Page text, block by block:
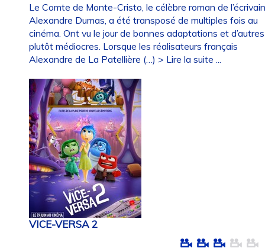
Le Comte de Monte-Cristo, le célèbre roman de
Alexandre Dumas, a été transposé de multiples fois au
cinéma. Ont vu le jour de bonnes adaptations et d’autres
plutôt médiocres. Lorsque les réalisateurs français
Alexandre de La Patellière (…) > Lire la suite ...
VICE-VERSA 2